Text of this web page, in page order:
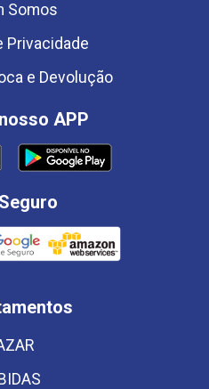
Somos
Privacidade
e Devolução
APP